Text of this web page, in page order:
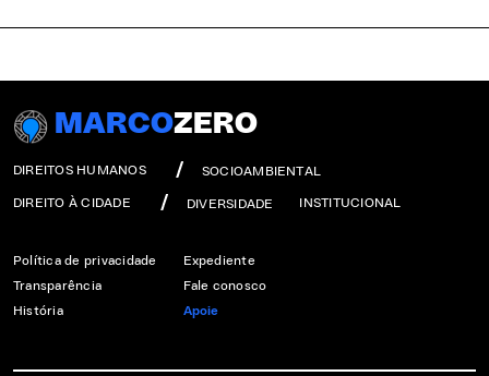
MARCOZERO
DIREITOS HUMANOS SOCIOAMBIENTAL
DIREITO À CIDADE DIVERSIDADE INSTITUCIONAL
Política de privacidade
Transparência
História
Expediente
Fale conosco
Apoie